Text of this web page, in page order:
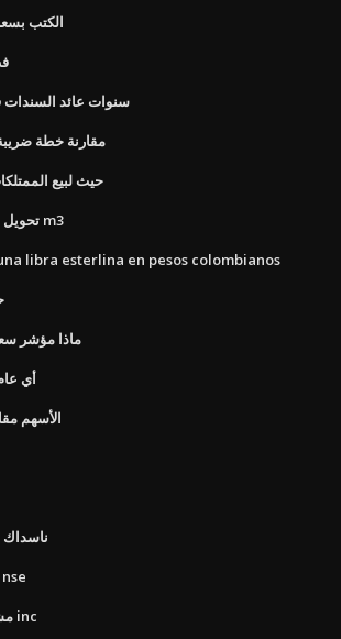
الكتب
10 سنوات عائد
مقارنة خطة ضريبة
حيث لبيع
تحويل براميل النفط الخام إلى m3
libra esterlina en pesos colombianos
ماذا مؤشر سعر
أي
الأسهم
العقود الآجلة والخيارات nse
مشرق المالية المستقبلية inc